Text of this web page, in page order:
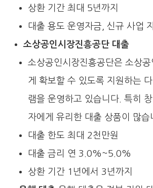
상환 기간 최대 5년까지
대출 용도 운영자금, 신규 사업
소상공인시장진흥공단 대출
소상공인시장진흥공단은 소상
게 확보할 수 있도록 지원하는
램을 운영하고 있습니다. 특히
자에게 유리한 대출 상품이 많습
대출 한도 최대 2천만원
대출 금리 연 3.0%~5.0%
상환 기간 1년에서 3년까지